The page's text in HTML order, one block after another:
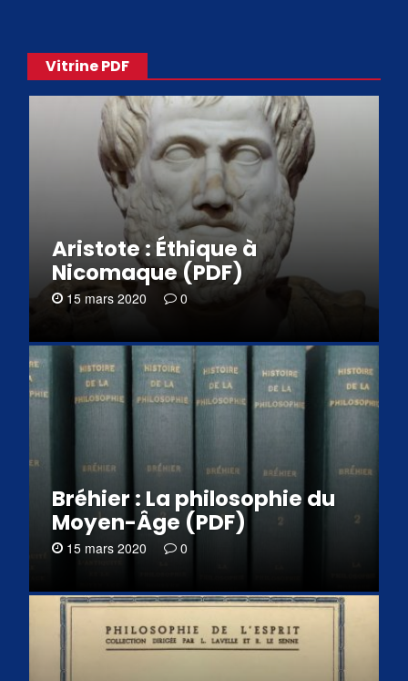
Vitrine PDF
Aristote : Éthique à
Nicomaque (PDF)
15 mars 2020 0
Bréhier : La philosophie du
Moyen-Âge (PDF)
15 mars 2020 0